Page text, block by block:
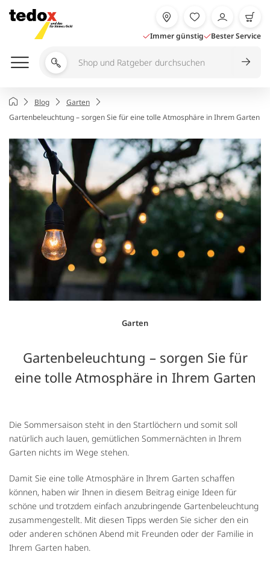
Inhalt
springen
Immer günstig Bester Service
Shop
Ratgeber
durchsuchen
Startseite
Blog
Garten
Gartenbeleuchtung – sorgen Sie für eine tolle Atmosphäre in Ihrem Garten
Garten
Gartenbeleuchtung – sorgen Sie für
eine tolle Atmosphäre in Ihrem Garten
Die Sommersaison steht in den Startlöchern und somit soll
natürlich auch lauen, gemütlichen Sommernächten in Ihrem
Garten nichts im Wege stehen.
Damit Sie eine tolle Atmosphäre in Ihrem Garten schaffen
können, haben wir Ihnen in diesem Beitrag einige Ideen für
schöne und trotzdem einfach anzubringende Gartenbeleuchtung
zusammengestellt. Mit diesen Tipps werden Sie sicher den ein
oder anderen schönen Abend mit Freunden oder der Familie in
Ihrem Garten haben.